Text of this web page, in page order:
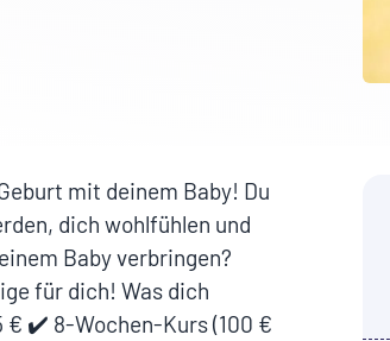
mit deinem Baby! Du
dich wohlfühlen und
Baby verbringen?
für dich! Was dich
✔️ 8-Wochen-Kurs (100 €